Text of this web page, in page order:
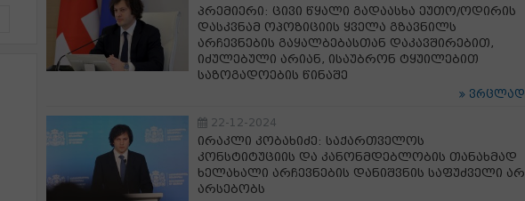
პრემიერი: ცივი წყალი გადაასხა ეუთო/ოდირის
დასკვნამ ოპოზიციის ყველა გზავნილს
არჩევნების გაყალბებასთან დაკავშირებით,
იძულებული არიან, ისაუბრონ ტყუილებით
საზოგადოების წინაშე
ვრცლად
22-12-2024
ირაკლი კობახიძე: საქართველოს
კონსტიტუციის და კანონმდებლობის თანახმად
ხელახალი არჩევნების დანიშვნის საფუძველი არ
არსებობს